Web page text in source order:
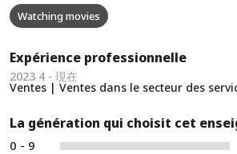
Watching movies
Expérience professionnelle
2023 4 - 現在
Ventes | Ventes dans le secteur des
La génération qui choisit cet
0 - 9